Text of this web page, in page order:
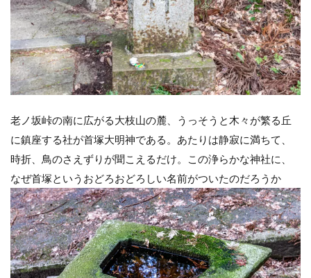
老ノ坂峠の南に広がる大枝山の麓、うっそうと木々が繁る丘
に鎮座する社が首塚大明神である。あたりは静寂に満ちて、
時折、鳥のさえずりが聞こえるだけ。この浄らかな神社に、
なぜ首塚というおどろおどろしい名前がついたのだろうか